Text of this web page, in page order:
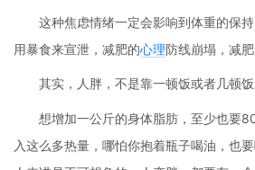
这种焦虑情绪一定会影响到体重的保
用暴食来宣泄，减肥的心理防线崩塌，减肥
其实，人胖，不是靠一顿饭或者几顿饭
想增加一公斤的身体脂肪，至少也要
入这么多热量，哪怕你抱着瓶子喝油，也